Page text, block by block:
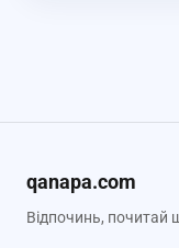
qanapa.com
Відпочинь, почитай